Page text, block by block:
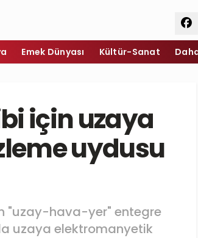
Emek Dünyası Kültür-Sanat
için uzaya
uydusu
"uzay-hava-yer" entegre
uzaya elektromanyetik